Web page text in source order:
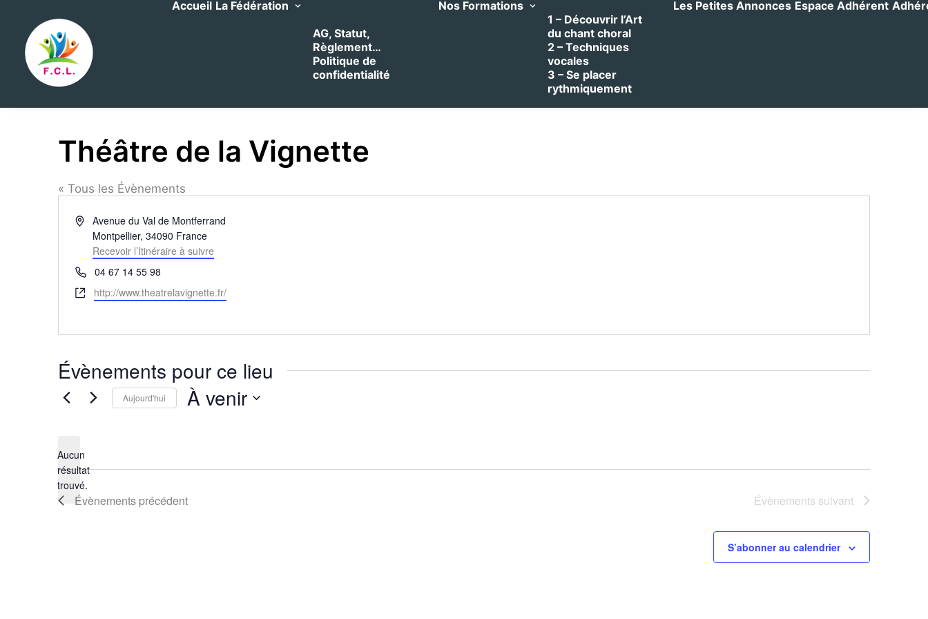
Accueil La Fédération
AG, Statut,
Règlement…
Politique de
confidentialité
Nos Formations
1 – Découvrir l’Art
du chant choral
2 – Techniques
vocales
3 – Se placer
rythmiquement
Les Petites Annonces Espace Adhérent
Théâtre de la Vignette
« Tous les Évènements
AdresseAvenue du Val de Montferrand
Montpellier, 34090 France
Recevoir l’Itinéraire à suivre
Téléphone
04 67 14 55 98
Site
http://www.theatrelavignette.fr/
Évènements pour ce lieu
Notice
Aucun
résultat
trouvé.
Aujourd'hui À venir
Évènements précédent Évènements suivant
S’abonner au calendrier